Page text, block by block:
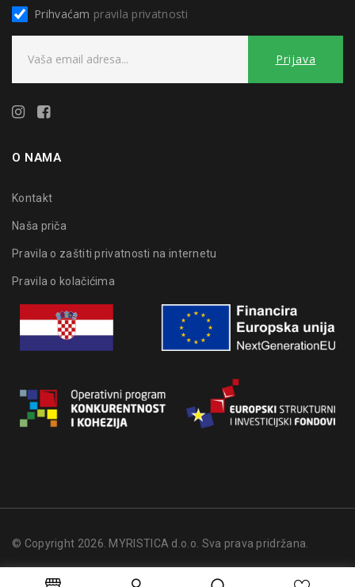
Prihvaćam pravila privatnosti
O NAMA
Kontakt
Naša priča
Pravila o zaštiti privatnosti na internetu
Pravila o kolačićima
© Copyright 2026. MYRISTICA d.o.o. Sva prava pridržana.